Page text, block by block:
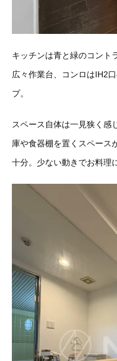
キッチンは青と緑のコント
広々作業台、コンロはIH2
プ。
スペース自体は一見狭く感
庫や食器棚を置くスペース
十分。少ない動きでお料理